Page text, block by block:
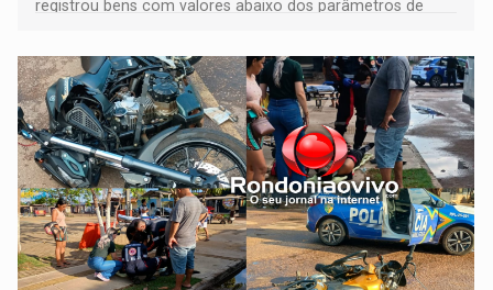
registrou bens com valores abaixo dos parâmetros de
milhões